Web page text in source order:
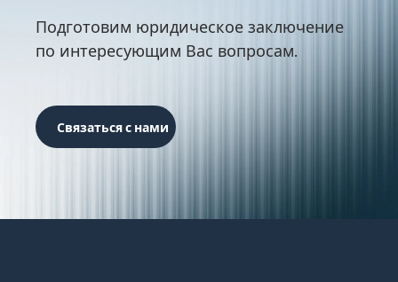
Подготовим юридическое заключение
по интересующим Вас вопросам.
Связаться с нами